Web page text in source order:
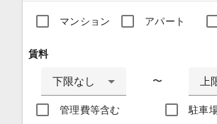
マンション アパート
賃料
下限なし 〜 上
管理費等含む 駐車